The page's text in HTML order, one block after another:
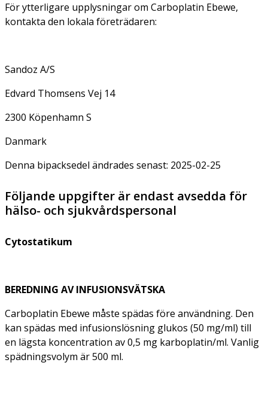
För ytterligare upplysningar om Carboplatin Ebewe,
kontakta den lokala företrädaren:
Sandoz A/S
Edvard Thomsens Vej 14
2300 Köpenhamn S
Danmark
Denna bipacksedel ändrades senast: 2025-02-25
Följande uppgifter är endast avsedda för
hälso- och sjukvårdspersonal
Cytostatikum
BEREDNING AV INFUSIONSVÄTSKA
Carboplatin Ebewe måste spädas före användning. Den
kan spädas med infusionslösning glukos (50 mg/ml) till
en lägsta koncentration av 0,5 mg karboplatin/ml. Vanlig
spädningsvolym är 500 ml.